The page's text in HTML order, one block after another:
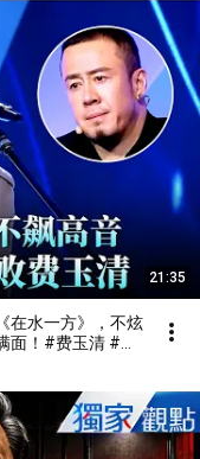
21:35
在水一方》，不炫
面！#费玉清 #任